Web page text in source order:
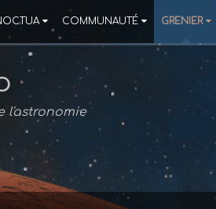
COMMUNAUTÉ GRENIER
l'astronomie